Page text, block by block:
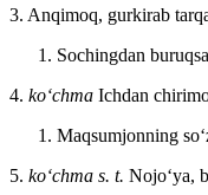
3. Anqimoq, gurkirab
Sochingdan
4. koʻchma Ichdan
Maqsumjonning
5. koʻchma s. t. Nojoʻya,